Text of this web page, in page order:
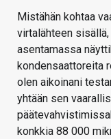
Mistähän kohtaa
virtalähteen
asentamassa
kondensaattoreita
olen aikoinani
yhtään sen
konkkia 88 000